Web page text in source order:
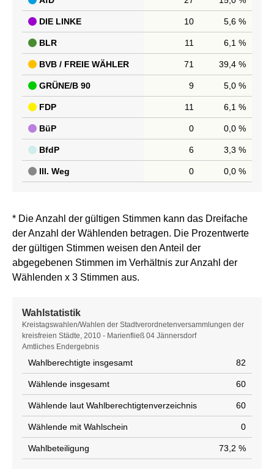
DIE LINKE 10 5,6 %
BLR 11 6,1 %
BVB / FREIE WÄHLER 71 39,4 %
GRÜNE/B 90 9 5,0 %
FDP 11 6,1 %
BüP 0 0,0 %
BfdP 6 3,3 %
III. Weg 0 0,0 %
* Die Anzahl der gültigen Stimmen kann das Dreifache
der Anzahl der Wählenden betragen. Die Prozentwerte
der gültigen Stimmen weisen den Anteil der
abgegebenen Stimmen im Verhältnis zur Anzahl der
Wählenden x 3 Stimmen aus.
Wahlstatistik
Wahlstatistik
Kreistagswahlen/Wahlen der Stadtverordnetenversammlungen der
kreisfreien Städte, 2010 - Marienfließ 04 Jännersdorf
Amtliches Endergebnis
Wahlberechtigte insgesamt 82
Wählende insgesamt 60
Wählende laut Wahlberechtigtenverzeichnis 60
Wählende mit Wahlschein 0
Wahlbeteiligung 73,2 %